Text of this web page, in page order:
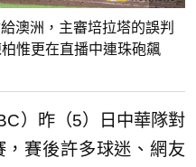
澳洲，主審培拉塔的誤判
惟更在直播中連珠砲飆
）昨（5）日中華隊對
賽後許多球迷、網友